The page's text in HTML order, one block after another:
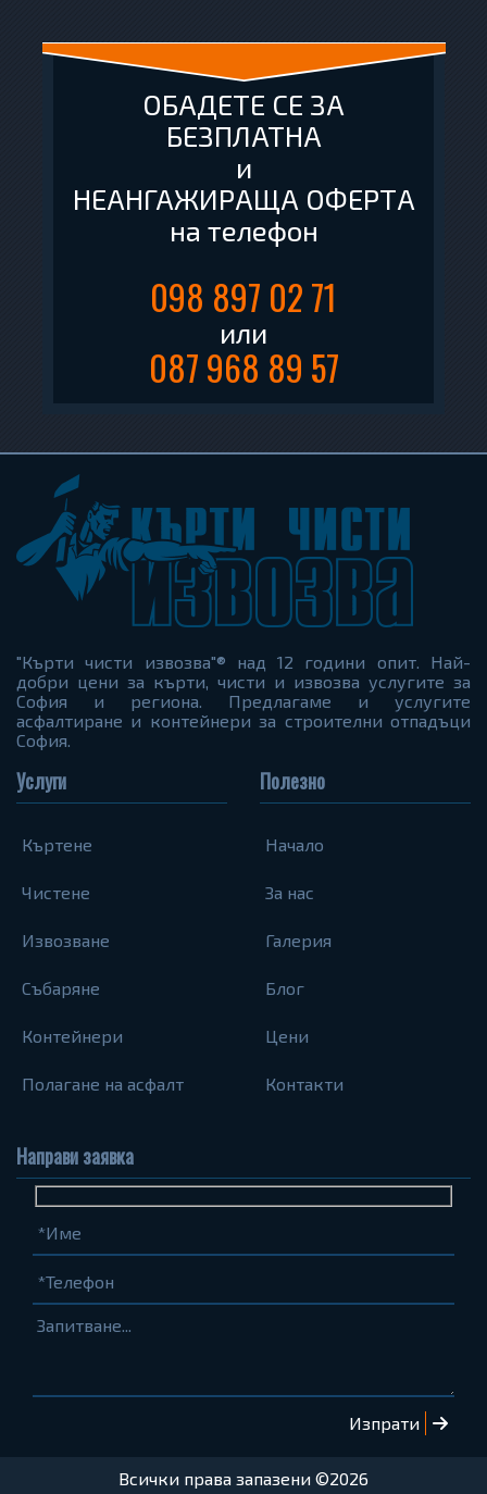
ОБАДЕТЕ СЕ ЗА
БЕЗПЛАТНА
и
НЕАНГАЖИРАЩА ОФЕРТА
на телефон
098 897 02 71
или
087 968 89 57
"Кърти чисти извозва"® над 12 години опит. Най-
добри цени за кърти, чисти и извозва услугите за
София и региона. Предлагаме и услугите
асфалтиране и контейнери за строителни отпадъци
София.
Услуги
Къртене
Чистене
Извозване
Събаряне
Контейнери
Полагане на асфалт
Полезно
Начало
За нас
Галерия
Блог
Цени
Контакти
Направи заявка
Име
(задължително)
Телефон
(задължително)
Запитване...
Всички права запазени ©2026